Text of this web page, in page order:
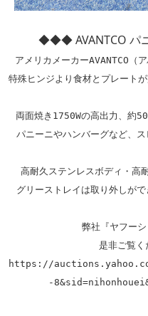
◆◆◆ AVANTCO パ
アメリカメーカーAVANTCO（
特殊ヒンジより食材とプレート
両面焼き1750Wの高出力、約
パニーニやハンバーグなど、
高耐久ステンレスボディ・高
グリーストレイは取り外しが
https://
-